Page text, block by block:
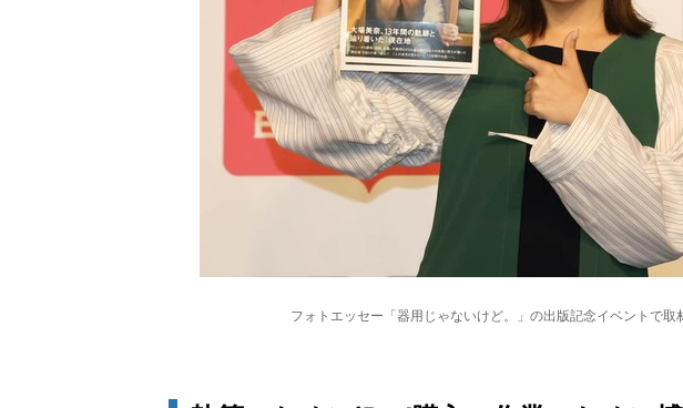
フォトエッセー「器用じゃないけど。」の出版記念イベントで取